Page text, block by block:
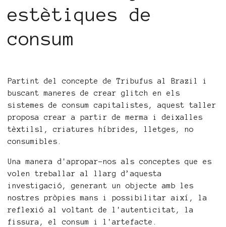
estètiques de
consum
Partint del concepte de Tribufus al Brazil i
buscant maneres de crear glitch en els
sistemes de consum capitalistes, aquest taller
proposa crear a partir de merma i deixalles
tèxtilsl, criatures híbrides, lletges, no
consumibles.
Una manera d'apropar-nos als conceptes que es
volen treballar al llarg d’aquesta
investigació, generant un objecte amb les
nostres pròpies mans i possibilitar així, la
reflexió al voltant de l'autenticitat, la
fissura, el consum i l'artefacte.